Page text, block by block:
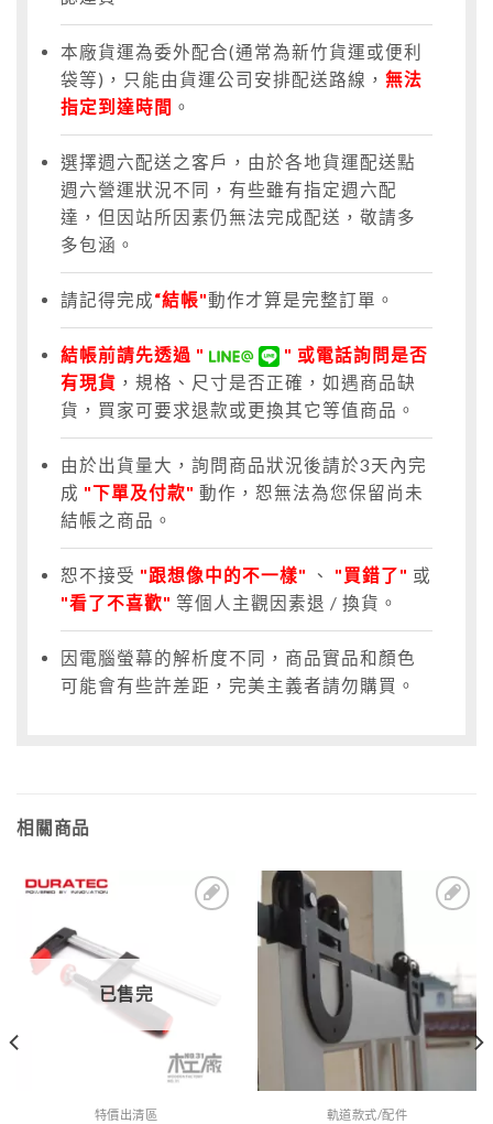
本廠貨運為委外配合(通常為新竹貨運或便利
袋等)，只能由貨運公司安排配送路線， 無法
指定到達時間 。
選擇週六配送之客戶，由於各地貨運配送點
週六營運狀況不同，有些雖有指定週六配
達，但因站所因素仍無法完成配送，敬請多
多包涵。
請記得完成“結帳"動作才算是完整訂單。
結帳前請先透過 "
" 或電話詢問是否
有現貨 ，規格、尺寸是否正確，如遇商品缺
貨，買家可要求退款或更換其它等值商品。
由於出貨量大，詢問商品狀況後請於3天內完
成 "下單及付款" 動作，恕無法為您保留尚未
結帳之商品。
恕不接受 "跟想像中的不一樣" 、 "買錯了" 或
"看了不喜歡" 等個人主觀因素退 / 換貨。
因電腦螢幕的解析度不同，商品實品和顏色
可能會有些許差距，完美主義者請勿購買。
相關商品
加入
已售完
特價出清區
加入
2
軌道款式/配件